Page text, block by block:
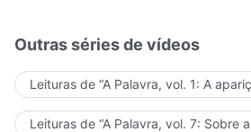
Outras séries de vídeos
Leituras de “A Palavra, vol. 1: A
Leituras de “A Palavra, vol. 7: Sobre